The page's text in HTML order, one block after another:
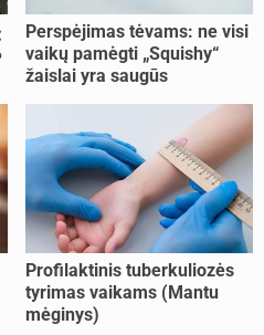
Perspėjimas tėvams: ne visi
vaikų pamėgti „Squishy“
žaislai yra saugūs
Profilaktinis tuberkuliozės
tyrimas vaikams (Mantu
mėginys)